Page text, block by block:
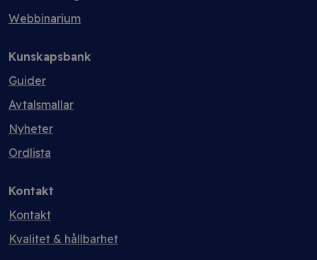
Webbinarium
Kunskapsbank
Guider
Avtalsmallar
Nyheter
Ordlista
Kontakt
Kontakt
Kvalitet & hållbarhet